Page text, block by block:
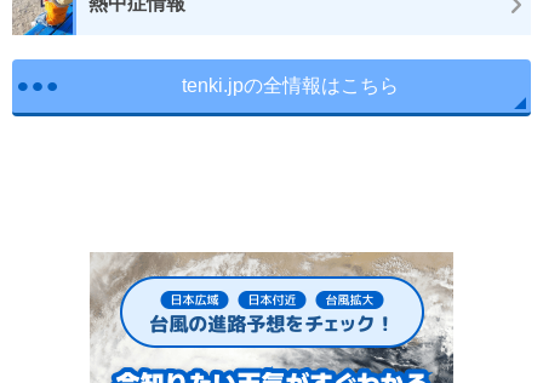
tenki.jpの全情報はこちら